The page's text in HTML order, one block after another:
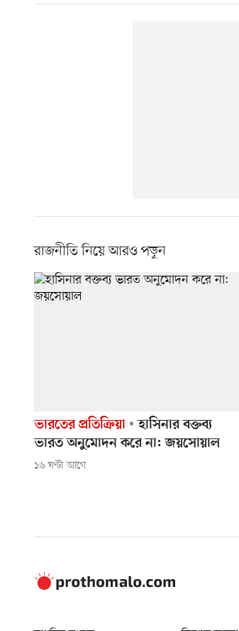
রাজনীতি নিয়ে আরও পড়ুন
ভারতের প্রতিক্রিয়া
হাসিনার বক্তব্য
ভারত অনুমোদন করে না: জয়সোয়াল
১৬ ঘণ্টা আগে